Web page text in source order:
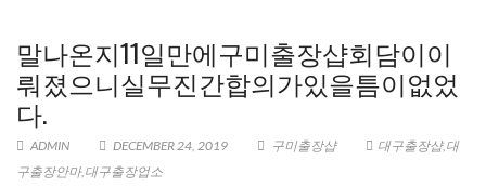
말나온지11일만에구미 출장샵회담이이
뤄졌으니실무진간합의가있을틈이없었
다.
ADMIN DECEMBER 24, 2019 구미 출장샵 대구 출장샵,대
구출장안마,대구출장업소